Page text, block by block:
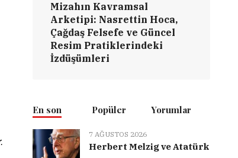
Mizahın Kavramsal
Arketipi: Nasrettin Hoca,
Çağdaş Felsefe ve Güncel
Resim Pratiklerindeki
İzdüşümleri
En son Popüler Yorumlar
7 AĞUSTOS 2026
Herbert Melzig ve Atatürk